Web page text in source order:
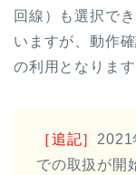
回線）も選択で
いますが、動作
の利用となります
［追記］ 2021
での取扱が開